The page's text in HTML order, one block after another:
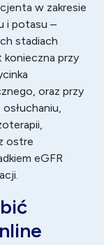
w zakresie
i potasu –
stadiach
przy
oraz przy
ostre
eGFR